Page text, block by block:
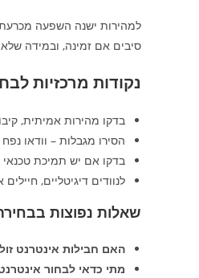
למהירות ישנה השפעה
סיבים אם זמינה, ובמידה שלא –
נקודות מרכזיות
בדקו מהירות אמיתית,
הסירו מגבלות – וודאו
בדקו אם יש תמיכת
לנוודים דיגיטליים,
שאלות נפוצות
האם חבילות אינטרנט
מתי כדאי לבחור